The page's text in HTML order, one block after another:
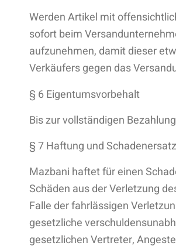
Werden Artikel mit
sofort beim
aufzunehmen, damit dieser
Verkäufers gegen das
§ 6 Eigentumsvorbehalt
Bis zur vollständigen
§ 7 Haftung und Schadenersatz
Mazbani haftet für einen
Schäden aus der Verletzung
Falle der fahrlässigen
gesetzliche
gesetzlichen Vertreter,